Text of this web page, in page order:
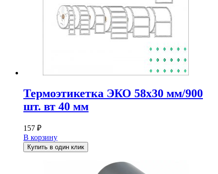
Термоэтикетка ЭКО 58х30 мм/900
шт. вт 40 мм
157 ₽
В корзину
Купить в один клик